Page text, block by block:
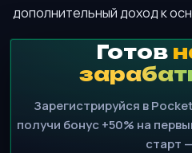
дополнительный доход к
Готов
Зарегистрируйся в
получи бонус +50% на
старт